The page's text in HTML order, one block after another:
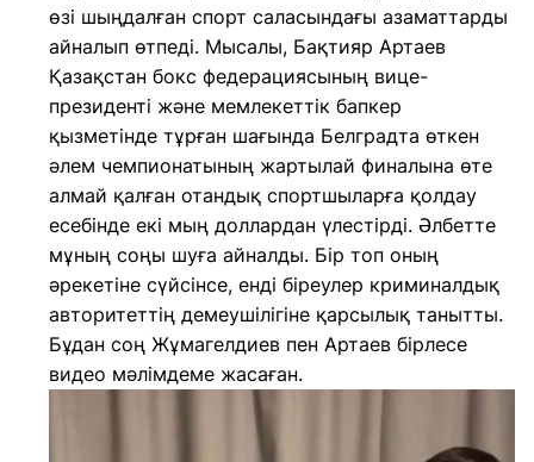
өзі шыңдалған спорт саласындағы азаматтарды
айналып өтпеді. Мысалы, Бақтияр Артаев
Қазақстан бокс федерациясының вице-
президенті және мемлекеттік бапкер
қызметінде тұрған шағында Белградта өткен
әлем чемпионатының жартылай финалына өте
алмай қалған отандық спортшыларға қолдау
есебінде екі мың доллардан үлестірді. Әлбетте
мұның соңы шуға айналды. Бір топ оның
әрекетіне сүйсінсе, енді біреулер криминалдық
авторитеттің демеушілігіне қарсылық танытты.
Бұдан соң Жұмагелдиев пен Артаев бірлесе
видео мәлімдеме жасаған.